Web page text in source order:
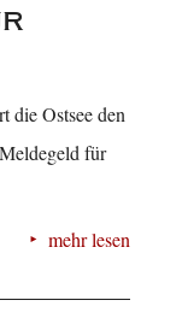
die Ostsee den
für
mehr lesen